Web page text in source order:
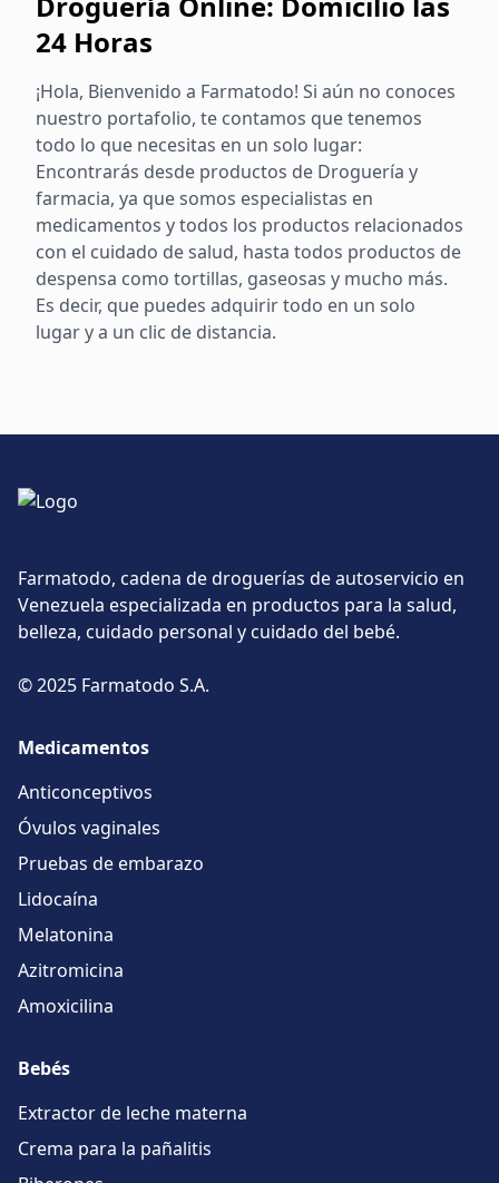
24 Horas
¡Hola, Bienvenido a Farmatodo! Si aún no conoces
nuestro portafolio, te contamos que tenemos
todo lo que necesitas en un solo lugar:
Encontrarás desde productos de Droguería y
farmacia, ya que somos especialistas en
medicamentos y todos los productos relacionados
con el cuidado de salud, hasta todos productos de
despensa como tortillas, gaseosas y mucho más.
Es decir, que puedes adquirir todo en un solo
lugar y a un clic de distancia.
Farmatodo, cadena de droguerías de autoservicio en
Venezuela especializada en productos para la salud,
belleza, cuidado personal y cuidado del bebé.
© 2025 Farmatodo S.A.
Medicamentos
Anticonceptivos
Óvulos vaginales
Pruebas de embarazo
Lidocaína
Melatonina
Azitromicina
Amoxicilina
Bebés
Extractor de leche materna
Crema para la pañalitis